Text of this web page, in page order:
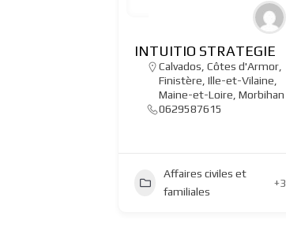
INTUITIO STRATEGIE
Calvados ,Côtes d'Armor
Finistère ,Ille-et-Vilaine
Maine-et-Loire ,Morbihan
0629587615
Affaires civiles et
familiales
+3